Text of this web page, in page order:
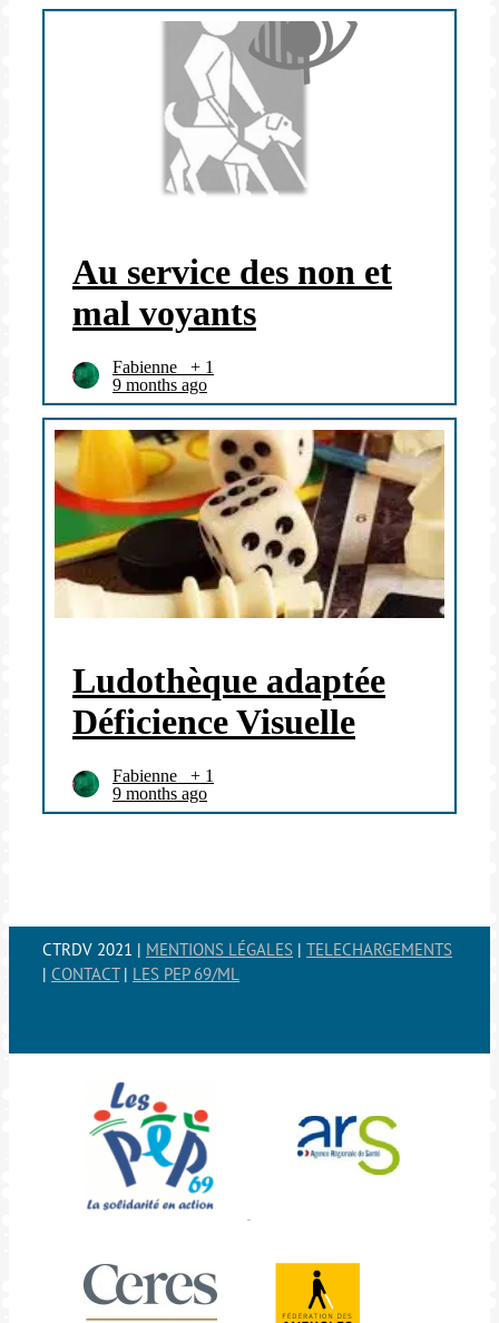
CTRDV 2021 | MENTIONS LÉGALES | TELECHARGEMENTS
| CONTACT| LES PEP 69/ML